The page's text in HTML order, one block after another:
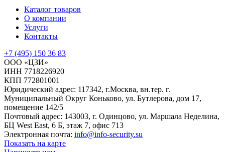
Каталог товаров
О компании
Услуги
Контакты
+7 (495) 150 36 83
ООО «ЦЗИ»
ИНН 7718226920
КПП 772801001
Юридический адрес: 117342, г.Москва, вн.тер. г.
Муниципальный Округ Коньково, ул. Бутлерова, дом 17,
помещение 142/5
Почтовый адрес: 143003, г. Одинцово, ул. Маршала Неделина,
БЦ West East, 6 Б, этаж 7, офис 713
Электронная почта: info@info-security.su
Показать на карте